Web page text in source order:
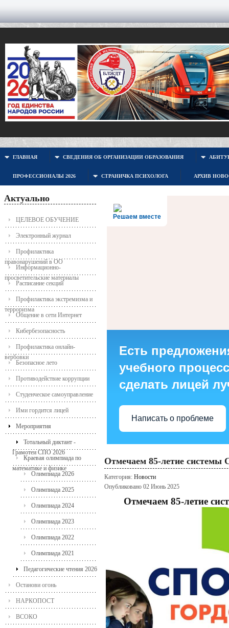
ГЛАВНАЯ СВЕДЕНИЯ ОБ ОРГАНИЗАЦИИ ОБРАЗОВАНИЯ
ПРОФЕССИОНАЛЫ 2026 СТРАНИЧКА ПСИХОЛОГА АРХИВ
Актуально
ЦЕЛЕВОЕ ОБУЧЕНИЕ
Электронный журнал
Профилактика
правонарушений в ОО
Информационно-
просветительские материалы
Расписание секций
Профилактика экстремизма и
терроризма
Общение в сети Интернет
Кибербезопасность
Профилактика онлайн-
вербовки
Безопасное лето
Противодействие коррупции
Студенческое самоуправление
Ими гордится лицей
Мероприятия
Тотальный диктант -
Грамотеи СПО 2026
Краевая олимпиада по
математике и физике
Олимпиада 2026
Олимпиада 2025
Олимпиада 2024
Олимпиада 2023
Олимпиада 2022
Олимпиада 2021
Педагогические чтения 2026
Останови огонь
НАРКОПОСТ
ВСОКО
Решаем вместе
Есть
учебного
сделать лицей
Написать о проблеме
Отмечаем 85-летие системы
Категория: Новости
Опубликовано 02 Июнь 2025
Отмечаем 85-летие